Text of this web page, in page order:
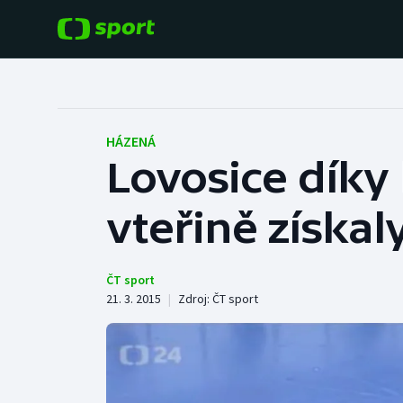
Fotbal
Hokej
Tenis
Cyklistika
Baseball a softbal
Basketbal
Boby a skeleton
HÁZENÁ
Lovosice
vteřině
ČT sport
21. 3. 2015 | Zdroj: ČT sport